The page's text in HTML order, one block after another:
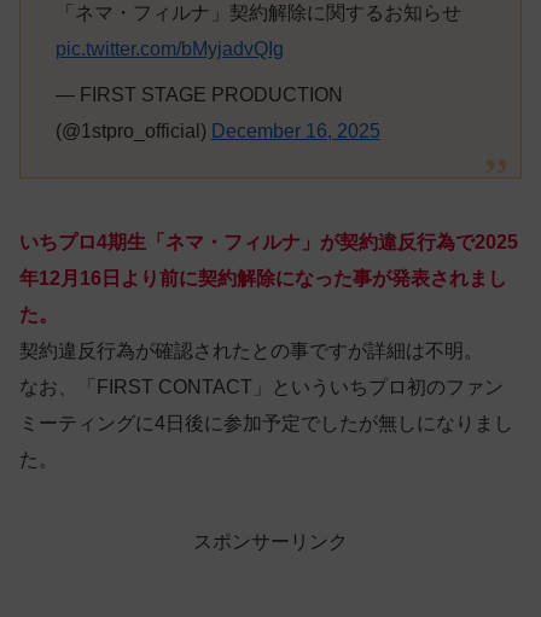
「ネマ・フィルナ」契約解除に関するお知らせ
pic.twitter.com/bMyjadvQIg
— FIRST STAGE PRODUCTION
(@1stpro_official) December 16, 2025
いちプロ4期生「ネマ・フィルナ」が契約違反行為で2025
年12月16日より前に契約解除になった事が発表されまし
た。
契約違反行為が確認されたとの事ですが詳細は不明。
なお、「FIRST CONTACT」といういちプロ初のファン
ミーティングに4日後に参加予定でしたが無しになりまし
た。
スポンサーリンク